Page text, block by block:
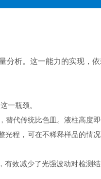
分析。这一能力的实现，
一瓶颈。
替代传统比色皿。液柱高度
光程，可在不稀释样品的情
效减少了光强波动对检测